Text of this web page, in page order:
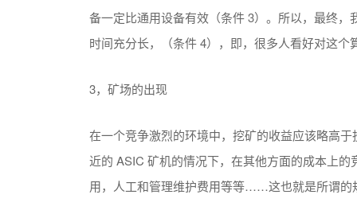
备一定比通用设备有效（条件 3）。所以，最终
时间充分长，（条件 4），即，很多人看好对这
3，矿场的出现
在一个竞争激烈的环境中，挖矿的收益应该略高
近的 ASIC 矿机的情况下，在其他方面的成本上
用，人工和管理维护费用等等……这也就是所谓的